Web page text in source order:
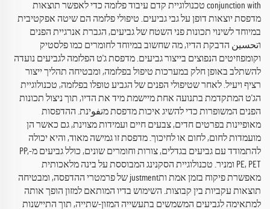
conjunction with טכנולוגיית קדם עיבוד פלזמה כדי לאפשר תוצאות
מדפסת יוצאות דופן על גבי גביעים. טיפולי פלזמה הם שיטה אפקטיבית
במיוחד לשינוי תכונות פני השטח של גביעים, הגברת אנרגיית הפנים
וتحسين הדבקת הדיו, מה שחשוב במיוחד לחומרים כמו פלסטיק
וקומפוזיטים הנפוצים בייצור גביעים. מדפסת ג'ט הפלזמה לגביעים נועדה
להשתלב באופן חלק במערכות טיפול בפלזמה, ומבטיחה תהליך ייצור
רציף ויעיל. לאחר שטיפולי הפנים של הגביע טופלו בפלזמה, טכנולוגיית
הג'ט המתקדמת בתנועה אחת מיישמת מיד את הדיו, תוך ניצול תכונות
הפנים המשופרות כדי להשיג איכות מדפסת מتفوינת. ההדפסות
מאופיינות בפרטים חדים, צבעים חיים ועמידות מצוינת, גם כאשר הן
מועמדות לחום, לחום או לחיכוך. מדפסת זו גמישה מאוד, והיא יכולה
להתמודד עם גביעים בגדלים, צורות וחומרים שונים, כולל גביעים מ-PP,
PE, PET ומניר. טכנולוגיית הסקנינג המבוססת על בינה מלאכותית
מאפשרת פיקוח בזמן אמת ותjustment של פרמטרי ההדפסה, ומבטיחה
תוצאות עקביות בין קבוצות. השימוש בדיו המותאם למזון הופך אותה
למתאימה לגביעים המשמשים בתעשייה המזון-שתייה, תוך התיישנות